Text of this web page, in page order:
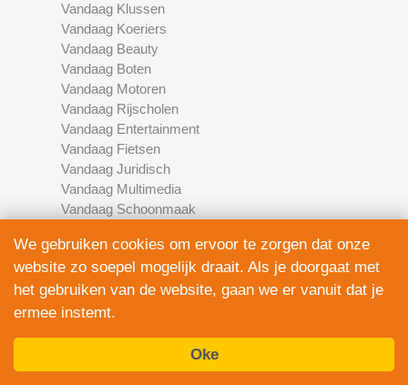
Vandaag Klussen
Vandaag Koeriers
Vandaag Beauty
Vandaag Boten
Vandaag Motoren
Vandaag Rijscholen
Vandaag Entertainment
Vandaag Fietsen
Vandaag Juridisch
Vandaag Multimedia
Vandaag Schoonmaak
Vandaag Elektronica
Vandaag Financieel
Vandaag Development
Vandaag Marketing
We gebruiken cookies om ervoor te zorgen dat onze
website zo soepel mogelijk draait. Als je doorgaat met
het gebruiken van de website, gaan we er vanuit dat je
ermee instemt.
Oke